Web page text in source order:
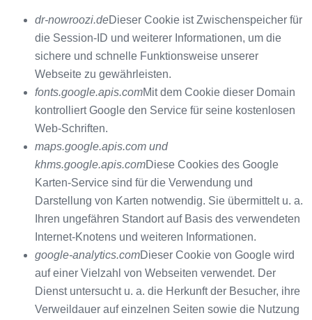
dr-nowroozi.deDieser Cookie ist Zwischenspeicher für
die Session-ID und weiterer Informationen, um die
sichere und schnelle Funktionsweise unserer
Webseite zu gewährleisten.
fonts.google.apis.comMit dem Cookie dieser Domain
kontrolliert Google den Service für seine kostenlosen
Web-Schriften.
maps.google.apis.com und
khms.google.apis.comDiese Cookies des Google
Karten-Service sind für die Verwendung und
Darstellung von Karten notwendig. Sie übermittelt u. a.
Ihren ungefähren Standort auf Basis des verwendeten
Internet-Knotens und weiteren Informationen.
google-analytics.comDieser Cookie von Google wird
auf einer Vielzahl von Webseiten verwendet. Der
Dienst untersucht u. a. die Herkunft der Besucher, ihre
Verweildauer auf einzelnen Seiten sowie die Nutzung